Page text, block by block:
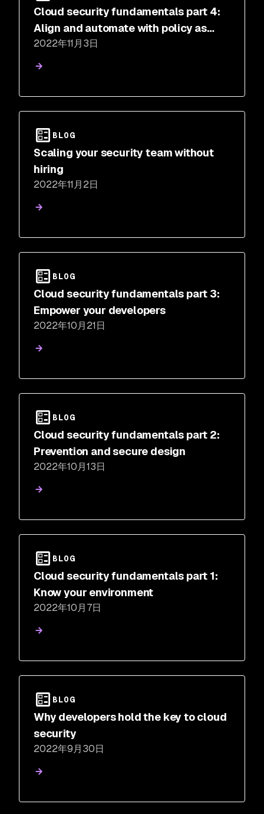
Cloud security fundamentals part 4:
Align and automate with policy as
code
2022年11月3日
BLOG
Scaling your security team without
hiring
2022年11月2日
BLOG
Cloud security fundamentals part 3:
Empower your developers
2022年10月21日
BLOG
Cloud security fundamentals part 2:
Prevention and secure design
2022年10月13日
BLOG
Cloud security fundamentals part 1:
Know your environment
2022年10月7日
BLOG
Why developers hold the key to cloud
security
2022年9月30日